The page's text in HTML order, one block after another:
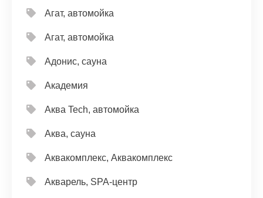
Агат, автомойка
Агат, автомойка
Адонис, сауна
Академия
Аква Tech, автомойка
Аква, сауна
Аквакомплекс, Аквакомплекс
Акварель, SPA-центр